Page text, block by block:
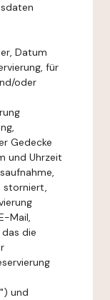
Datum
für
oder
Gedecke
und Uhrzeit
storniert,
Mail,
die
und